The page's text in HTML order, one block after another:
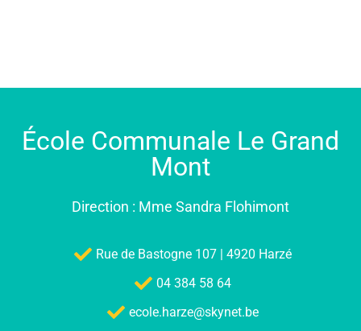
École Communale Le Grand
Mont
Direction : Mme Sandra Flohimont
Rue de Bastogne 107 | 4920 Harzé
04 384 58 64
ecole.harze@skynet.be